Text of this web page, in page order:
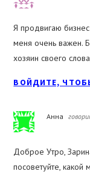
Я продвигаю
меня очень важен.
хозяин своего
ВОЙДИТЕ,
Анна
Доброе Утро,
посоветуйте,